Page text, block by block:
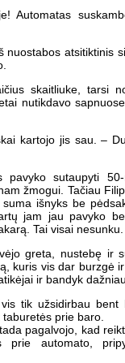
Automatas
nuostabos atsitiktinis
skaitliuke, tarsi
nutikdavo
kartojo jis sau. –
sutaupyti
žmogui. Tačiau
išnyks be
jam jau pavyko
Tai visai nesunku.
greta, nustebę ir
kuris vis dar burzgė
ir bandyk
tik užsidirbau bent
prie baro.
pagalvojo, kad
prie automato,